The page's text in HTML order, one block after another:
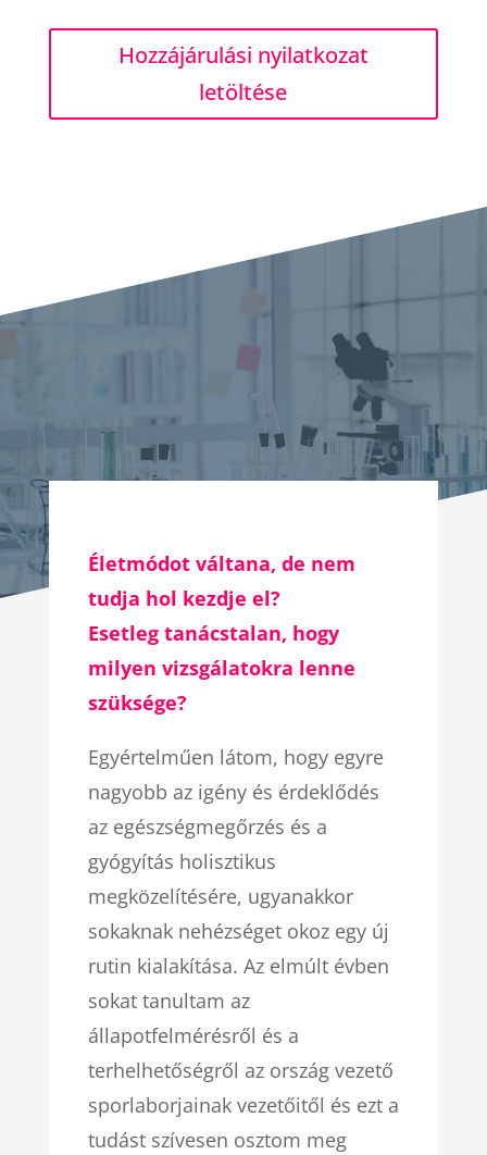
Hozzájárulási nyilatkozat
letöltése
Életmódot váltana, de nem
tudja hol kezdje el?
Esetleg tanácstalan, hogy
milyen vizsgálatokra lenne
szüksége?
Egyértelműen látom, hogy egyre
nagyobb az igény és érdeklődés
az egészségmegőrzés és a
gyógyítás holisztikus
megközelítésére, ugyanakkor
sokaknak nehézséget okoz egy új
rutin kialakítása. Az elmúlt évben
sokat tanultam az
állapotfelmérésről és a
terhelhetőségről az ország vezető
sporlaborjainak vezetőitől és ezt a
tudást szívesen osztom meg